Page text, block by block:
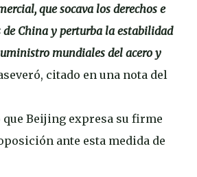
que socava los derechos e
China y perturba la estabilidad
mundiales del acero y
citado en una nota del
que Beijing expresa su firme
ante esta medida de